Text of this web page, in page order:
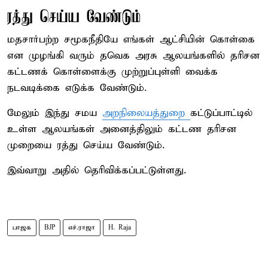
ரத்து செய்ய வேண்டும்
மதசார்பற்ற சமூகநீதியே எங்கள் ஆட்சியின் கொள்கை
என முழங்கி வரும் தவெக அரசு ஆலயங்களில் தரிசன
கட்டணக் கொள்ளைக்கு முற்றுப்புள்ளி வைக்க
நடவடிக்கை எடுக்க வேண்டும்.
மேலும் இந்து சமய அறநிலையத்துறை கட்டுப்பாட்டில்
உள்ள ஆலயங்கள் அனைத்திலும் கட்டண தரிசன
முறையை ரத்து செய்ய வேண்டும்.
இவ்வாறு அதில் தெரிவிக்கப்பட்டுள்ளது.
பாஜக BJP எச்.ராஜா H. Raja